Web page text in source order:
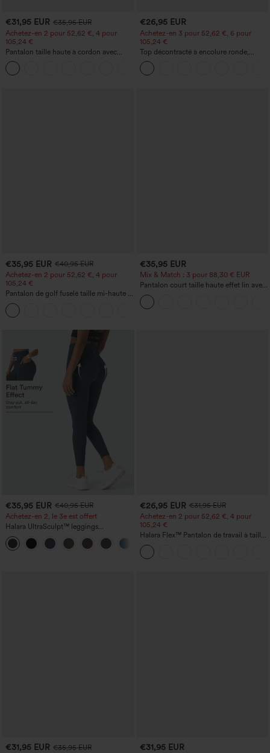
€31,95 EUR €35,95 EUR
Achetez-en 2 pour 52,62 €, 4 pour
105,24 €
Pantalon taille haute à cordon avec
poches, jambe large et coupe ample,
style décontracté, effet lin
€26,95 EUR
Achetez-en 3 pour 52,62 €, 6 pour
105,24 €
Top décontracté à encolure ronde,
manches chauve-souris et coupe ample
€35,95 EUR €40,95 EUR
Achetez-en 2 pour 52,62 €, 4 pour
105,24 €
Pantalon de golf fuselé taille mi-haute à
cordon, ourlet incurvé, séchage rapide,
avec poches — UPF40+
€35,95 EUR
Mix & Match : 3 pour 88,30 € EUR
Pantalon court taille haute effet lin avec
poche zippée
€35,95 EUR €40,95 EUR
Achetez-en 2, le 3e est offert
Halara UltraSculpt™ leggings
d'entraînement taille haute — fronces
liftantes pour le fessier, maintien gainant
du ventre et poche
€26,95 EUR €31,95 EUR
Achetez-en 2 pour 52,62 €, 4 pour
105,24 €
Halara Flex™ Pantalon de travail à taille
haute, jambe large, avec poches, en
maille gaufrée
€31,95 EUR €35,95 EUR
€31,95 EUR